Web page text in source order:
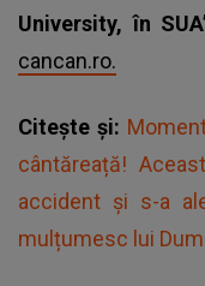
University, în
cancan.ro.
Citește și:
cântăreață!
accident și s-a
mulțumesc lui